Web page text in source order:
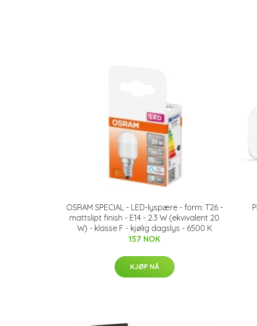
OSRAM SPECIAL - LED-lyspære - form: T26 -
mattslipt finish - E14 - 2.3 W (ekvivalent 20
W) - klasse F - kjølig dagslys - 6500 K
157 NOK
KJØP NÅ